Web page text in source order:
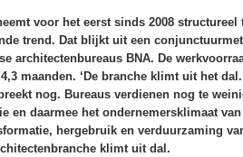
voor het eerst sinds 2008 structureel
trend. Dat blijkt uit een
architectenbureaus BNA. De
maanden. ‘De branche klimt uit het
nog. Bureaus verdienen nog te
en daarmee het ondernemersklimaat van
hergebruik en verduurzaming
klimt uit dal.